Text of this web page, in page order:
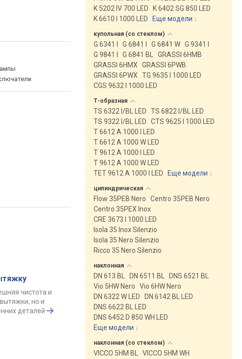
чистота и
но и
деталей
K 5202 IV 700 LED
K 6402 SG 850 LED
K 6610 I 1000 LED
Еще модели ↓
купольная (со стеклом)
G 6341 I G 6841 I G 6841 W G 9341 I
G 9841 I
G 6841 BL
GRASSI 6HMB
GRASSI 6HMX
GRASSI 6PWB
GRASSI 6PWX
TG 9635 I 1000 LED
CGS 9632 I 1000 LED
Т-образная
TS 6322 I/BL LED
TS 6822 I/BL LED
TS 9322 I/BL LED
CTS 9625 I 1000 LED
T 6612 A 1000 I LED
T 6612 A 1000 W LED
T 9612 A 1000 I LED
T 9612 A 1000 W LED
TET 9612 A 1000 I LED
Еще модели ↓
цилиндрическая
Flow 35PEB Nero
Centro 35PEB Nero
Centro 35PEX Inox
CRE 3673 I 1000 LED
Isola 35 Inox Silenzio
Isola 35 Nero Silenzio
Ricco 35 Nero Silenzio
наклонная
DN 613 BL DN 6511 BL
DNS 6521 BL
Vio 5HW Nero
Vio 6HW Nero
DN 6322 W LED
DN 6142 BL LED
DNS 6622 BL LED
DNS 6452 D 850 WH LED
Еще модели ↓
наклонная (со стеклом)
VICCO 5HM BL
VICCO 5HM WH